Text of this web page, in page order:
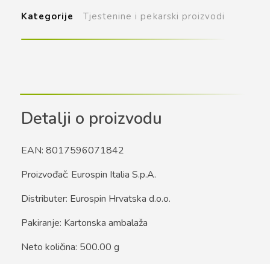
Kategorije Tjestenine i pekarski proizvodi
Detalji o proizvodu
EAN: 8017596071842
Proizvođač: Eurospin Italia S.p.A.
Distributer: Eurospin Hrvatska d.o.o.
Pakiranje: Kartonska ambalaža
Neto količina: 500.00 g